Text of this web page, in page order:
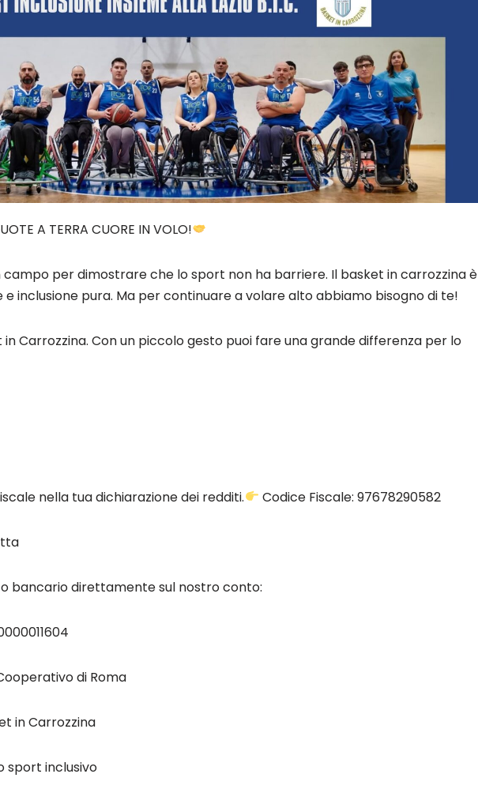
A TERRA CUORE IN VOLO!
campo per dimostrare che lo sport non ha barriere. Il basket in carrozzina è
e inclusione pura. Ma per continuare a volare alto abbiamo bisogno di te!
in Carrozzina. Con un piccolo gesto puoi fare una grande differenza per lo
nella tua dichiarazione dei redditi. Codice Fiscale: 97678290582
bancario direttamente sul nostro conto:
di Roma
in Carrozzina
sport inclusivo